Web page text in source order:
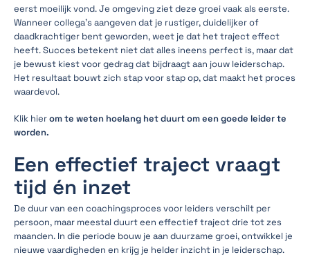
eerst moeilijk vond. Je omgeving ziet deze groei vaak als eerste.
Wanneer collega’s aangeven dat je rustiger, duidelijker of
daadkrachtiger bent geworden, weet je dat het traject effect
heeft. Succes betekent niet dat alles ineens perfect is, maar dat
je bewust kiest voor gedrag dat bijdraagt aan jouw leiderschap.
Het resultaat bouwt zich stap voor stap op, dat maakt het proces
waardevol.
Klik hierom te weten hoelang het duurt om een goede leider te
worden.
Een effectief traject vraagt
tijd én inzet
De duur van een coachingsproces voor leiders verschilt per
persoon, maar meestal duurt een effectief traject drie tot zes
maanden. In die periode bouw je aan duurzame groei, ontwikkel je
nieuwe vaardigheden en krijg je helder inzicht in je leiderschap.